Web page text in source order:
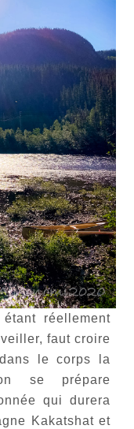
réellement
faut croire
le corps la
se prépare
qui durera
Kakatshat et